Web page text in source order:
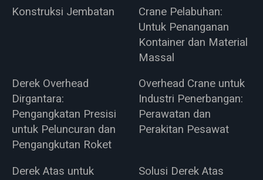
Konstruksi Jembatan
Crane Pelabuhan:
Untuk Penanganan
Kontainer dan Material
Massal
Derek Overhead
Dirgantara:
Pengangkatan Presisi
untuk Peluncuran dan
Pengangkutan Roket
Overhead Crane untuk
Industri Penerbangan:
Perawatan dan
Perakitan Pesawat
Derek Atas untuk
Solusi Derek Atas